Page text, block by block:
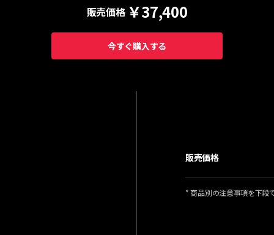
販売価格 ￥37,400
今すぐ購入する
販売価格
* 商品別の注意事項を下段